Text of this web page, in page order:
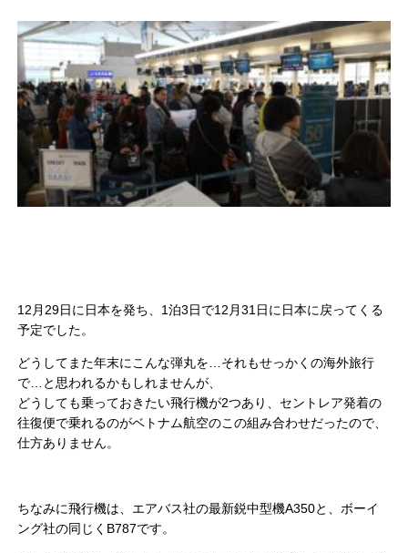
12月29日に日本を発ち、1泊3日で12月31日に日本に戻ってくる
予定でした。
どうしてまた年末にこんな弾丸を…それもせっかくの海外旅行
で…と思われるかもしれませんが、
どうしても乗っておきたい飛行機が2つあり、セントレア発着の
往復便で乗れるのがベトナム航空のこの組み合わせだったので、
仕方ありません。
ちなみに飛行機は、エアバス社の最新鋭中型機A350と、ボーイ
ング社の同じくB787です。